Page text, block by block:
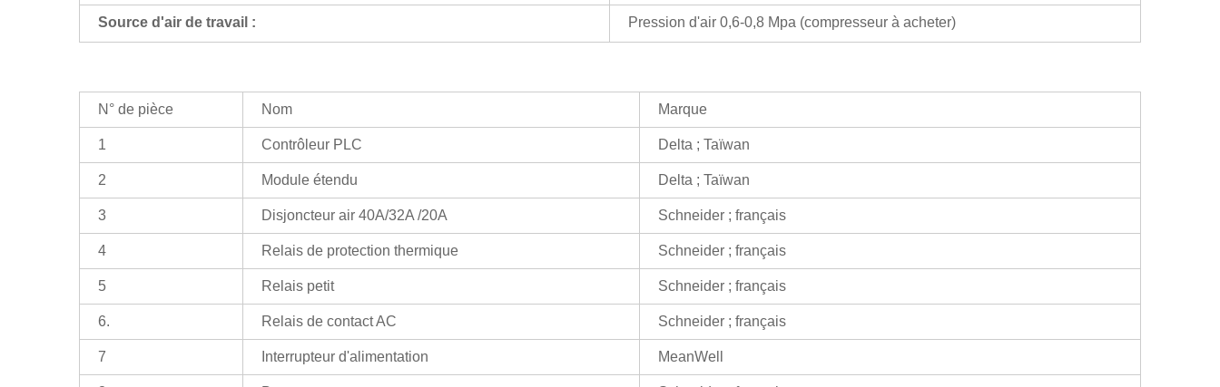
Source d'air de travail : Pression d'air 0,6-0,8 Mpa (compresseur à acheter)
N° de pièce Nom Marque
1 Contrôleur PLC Delta ; Taïwan
2 Module étendu Delta ; Taïwan
3 Disjoncteur air 40A/32A /20A Schneider ; français
4 Relais de protection thermique Schneider ; français
5 Relais petit Schneider ; français
6. Relais de contact AC Schneider ; français
7 Interrupteur d'alimentation MeanWell